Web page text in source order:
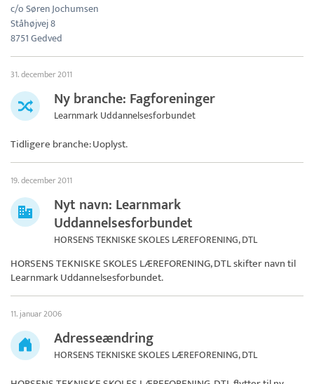
c/o Søren Jochumsen
Ståhøjvej 8
8751 Gedved
31. december 2011
Ny branche: Fagforeninger
Learnmark Uddannelsesforbundet
Tidligere branche: Uoplyst.
19. december 2011
Nyt navn: Learnmark
Uddannelsesforbundet
HORSENS TEKNISKE SKOLES LÆREFORENING, DTL
HORSENS TEKNISKE SKOLES LÆREFORENING, DTL skifter navn til
Learnmark Uddannelsesforbundet.
11. januar 2006
Adresseændring
HORSENS TEKNISKE SKOLES LÆREFORENING, DTL